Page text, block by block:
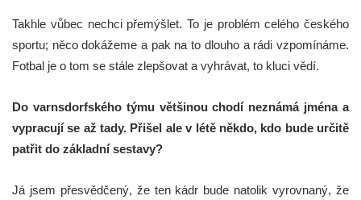
Takhle vůbec nechci přemýšlet. To je problém celého českého
sportu; něco dokážeme a pak na to dlouho a rádi vzpomínáme.
Fotbal je o tom se stále zlepšovat a vyhrávat, to kluci vědí.
Do varnsdorfského týmu většinou chodí neznámá jména a
vypracují se až tady. Přišel ale v létě někdo, kdo bude určitě
patřit do základní sestavy?
Já jsem přesvědčený, že ten kádr bude natolik vyrovnaný, že